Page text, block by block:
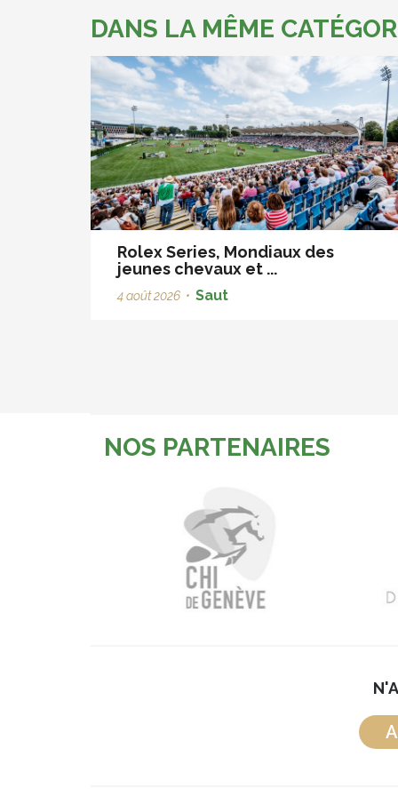
DANS LA MÊME
Rolex Series, Mondiaux des
jeunes chevaux et ...
4 août 2026 • Saut
NOS PARTENAIRES